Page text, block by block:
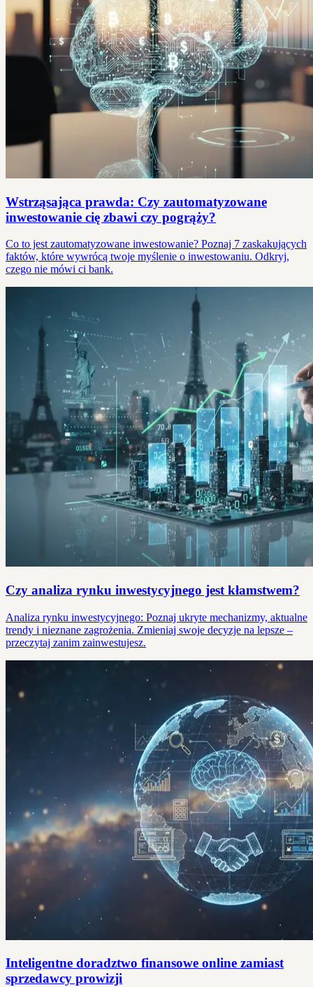
Wstrząsająca prawda: Czy zautomatyzowane
inwestowanie cię zbawi czy pogrąży?
Co to jest zautomatyzowane inwestowanie? Poznaj 7 zaskakujących
faktów, które wywrócą twoje myślenie o inwestowaniu. Odkryj,
czego nie mówi ci bank.
Czy analiza rynku inwestycyjnego jest kłamstwem?
Analiza rynku inwestycyjnego: Poznaj ukryte mechanizmy, aktualne
trendy i nieznane zagrożenia. Zmieniaj swoje decyzje na lepsze –
przeczytaj zanim zainwestujesz.
Inteligentne doradztwo finansowe online zamiast
sprzedawcy prowizji